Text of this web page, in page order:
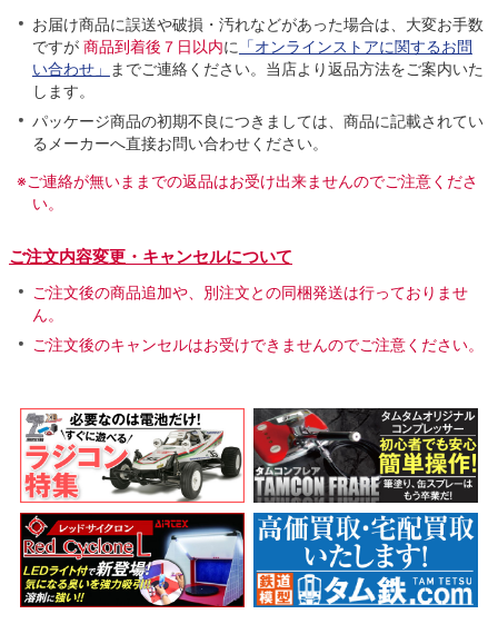
お届け商品に誤送や破損・汚れなどがあった場合は、大変お手数
ですが 商品到着後７日以内に 「オンラインストアに関するお問
い合わせ」
までご連絡ください。当店より返品方法をご案内いた
します。
パッケージ商品の初期不良につきましては、商品に記載されてい
るメーカーへ直接お問い合わせください。
※ご連絡が無いままでの返品はお受け出来ませんのでご注意くださ
い。
ご注文内容変更・キャンセルについて
ご注文後の商品追加や、別注文との同梱発送は行っておりませ
ん。
ご注文後のキャンセルはお受けできませんのでご注意ください。